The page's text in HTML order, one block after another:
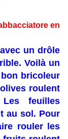
en
un drôle
Voilà un
bricoleur
roulent
feuilles
au sol. Pour
rouler les